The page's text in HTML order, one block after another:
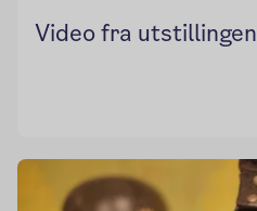
Video fra utstillingen